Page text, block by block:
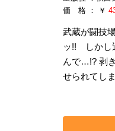
価 格 ： ￥
武蔵が闘技
ッ!! しかし
んで…!? 剥
せられてし